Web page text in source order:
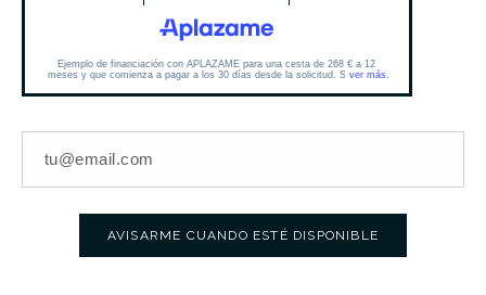
AVISARME CUANDO ESTÉ DISPONIBLE